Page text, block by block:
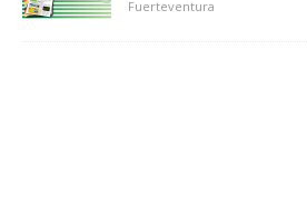
Fuerteventura